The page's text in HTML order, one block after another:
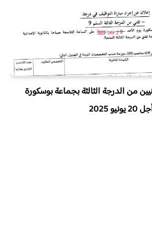
توظيف 3 تقنيين من الدرجة الثالثة بجماعة بوسكورة
2025